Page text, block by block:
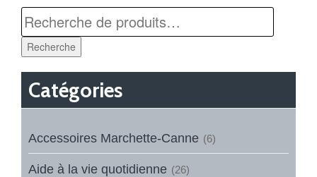
Recherche
Catégories
Accessoires Marchette-Canne (6)
Aide à la vie quotidienne (26)